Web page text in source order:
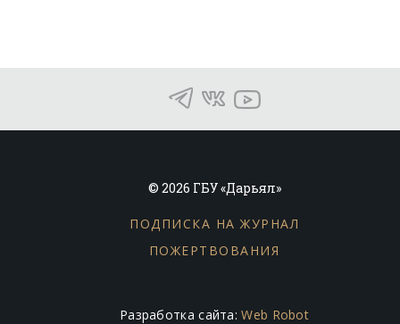
© 2026 ГБУ «Дарьял»
ПОДПИСКА НА ЖУРНАЛ
ПОЖЕРТВОВАНИЯ
Разработка сайта:Web Robot